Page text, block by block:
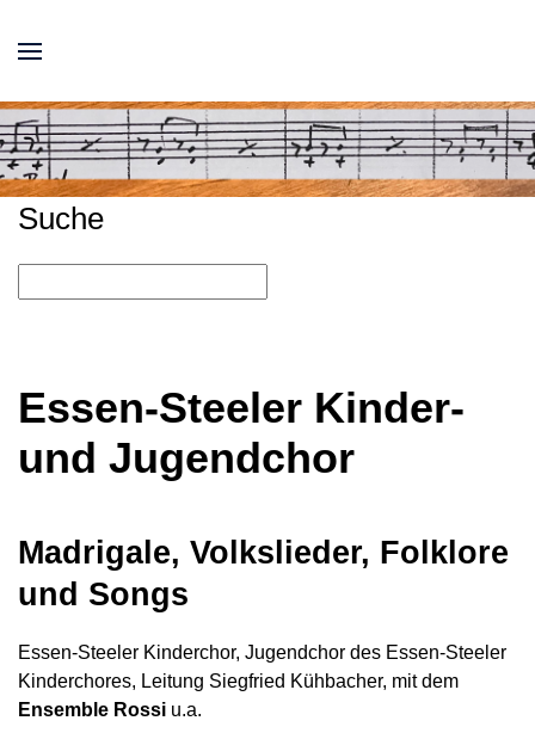
Suche
Essen-Steeler Kinder-
und Jugendchor
Madrigale, Volkslieder, Folklore
und Songs
Essen-Steeler Kinderchor, Jugendchor des Essen-Steeler
Kinderchores, Leitung Siegfried Kühbacher, mit dem
Ensemble Rossi u.a.